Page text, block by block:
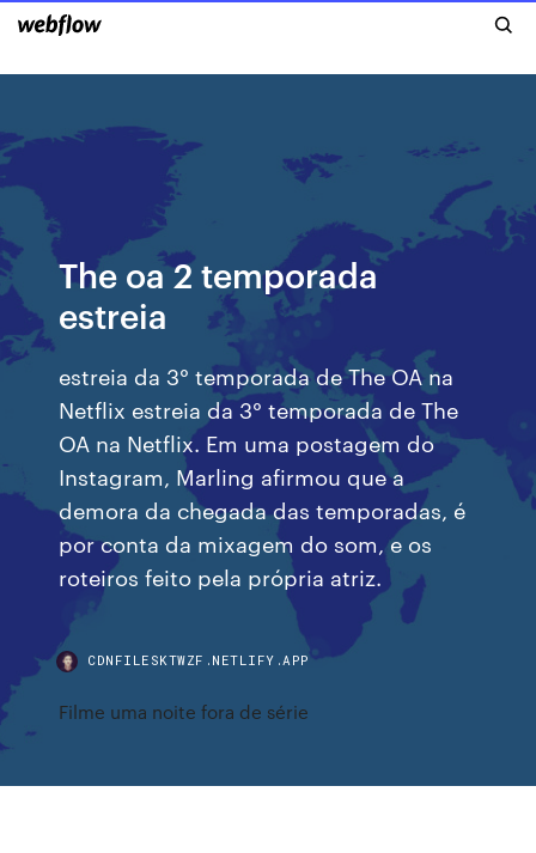
The oa 2 temporada
estreia
estreia da 3° temporada de The OA na
Netflix estreia da 3° temporada de The
OA na Netflix. Em uma postagem do
Instagram, Marling afirmou que a
demora da chegada das temporadas, é
por conta da mixagem do som, e os
roteiros feito pela própria atriz.
CDNFILESKTWZF.NETLIFY.APP
Filme uma noite fora de série